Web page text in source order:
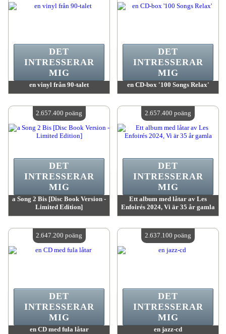
en vinyl från 90-talet
Antal tillgängliga:4
DET
INTRESSERAR
MIG
en CD-box '100 Songs Relax'
Antal tillgängliga:4
DET
INTRESSERAR
MIG
a Song 2 Bis [Disc Book Version -
Limited Edition]
Antal tillgängliga:4
DET
INTRESSERAR
MIG
2.657.400 poäng
Ett album med låtar av Les
Enfoirés 2024, Vi är 35 år gamla
Antal tillgängliga:4
DET
INTRESSERAR
MIG
2.657.400 poäng
en CD med fula låtar
DET
INTRESSERAR
MIG
2.647.200 poäng
en jazz-cd
DET
INTRESSERAR
MIG
2.637.100 poäng